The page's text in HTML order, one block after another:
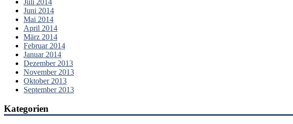
Juli 2014
Juni 2014
Mai 2014
April 2014
März 2014
Februar 2014
Januar 2014
Dezember 2013
November 2013
Oktober 2013
September 2013
Kategorien